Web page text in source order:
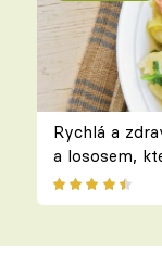
Rychlá a
a lososem,